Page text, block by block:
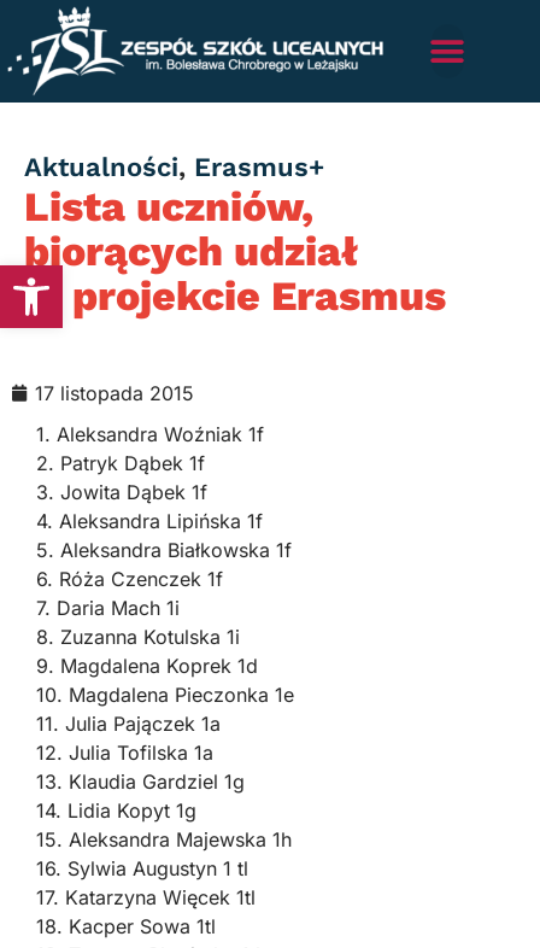
Otwórz pasek narzędzi
Lista uczniów,
biorących udział
w projekcie Erasmus
Category
Aktualności, Erasmus+
17 listopada 2015
1. Aleksandra Woźniak 1f
2. Patryk Dąbek 1f
3. Jowita Dąbek 1f
4. Aleksandra Lipińska 1f
5. Aleksandra Białkowska 1f
6. Róża Czenczek 1f
7. Daria Mach 1i
8. Zuzanna Kotulska 1i
9. Magdalena Koprek 1d
10. Magdalena Pieczonka 1e
11. Julia Pajączek 1a
12. Julia Tofilska 1a
13. Klaudia Gardziel 1g
14. Lidia Kopyt 1g
15. Aleksandra Majewska 1h
16. Sylwia Augustyn 1 tl
17. Katarzyna Więcek 1tl
18. Kacper Sowa 1tl